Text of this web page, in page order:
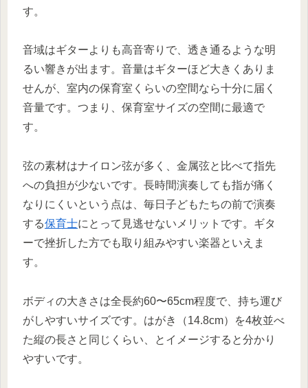
す。
音域はギターよりも高音寄りで、透き通るような明
るい響きが出ます。音量はギターほど大きくありま
せんが、室内の保育室くらいの空間なら十分に届く
音量です。つまり、保育室サイズの空間に最適で
す。
弦の素材はナイロン弦が多く、金属弦と比べて指先
への負担が少ないです。長時間演奏しても指が痛く
なりにくいという点は、毎日子どもたちの前で演奏
する保育士にとって見逃せないメリットです。ギタ
ーで挫折した方でも取り組みやすい楽器といえま
す。
ボディの大きさは全長約60〜65cm程度で、持ち運び
がしやすいサイズです。はがき（14.8cm）を4枚並べ
た縦の長さと同じくらい、とイメージすると分かり
やすいです。